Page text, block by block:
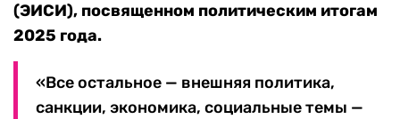
(ЭИСИ), посвященном политическим итогам
2025 года.
«Все остальное — внешняя политика,
санкции, экономика, социальные темы —